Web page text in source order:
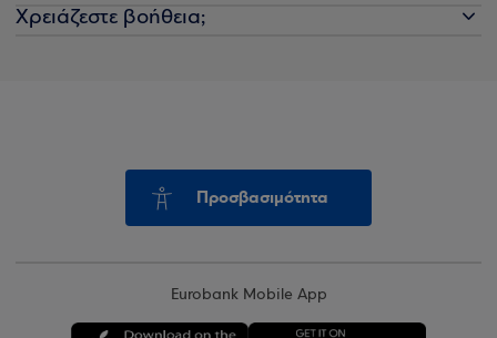
Χρειάζεστε βοήθεια;
Προσβασιμότητα
Eurobank Mobile App